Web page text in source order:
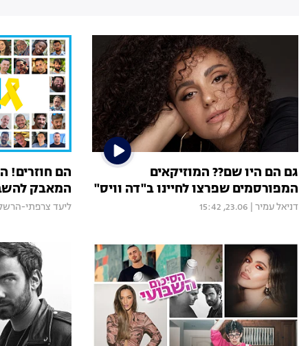
גם הם היו שם?? המוזיקאים
המפורסמים שפרצו לחיינו ב"דה וויס"
דניאל עמיר 23.06, 15:42
הם חוזרים!
המאבק
ליעד צרפתי-